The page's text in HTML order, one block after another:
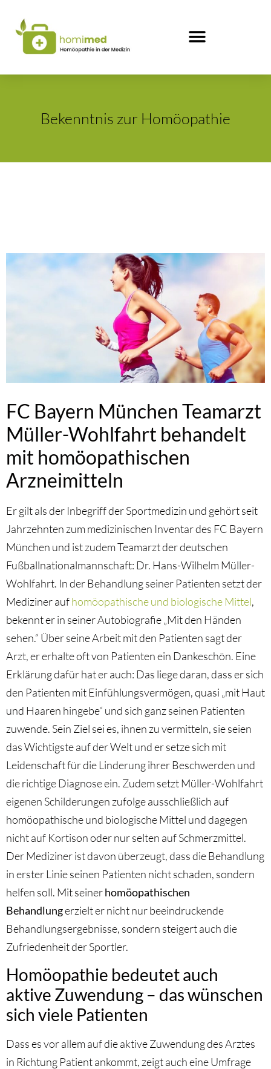
Bekenntnis zur Homöopathie
FC Bayern München Teamarzt
Müller-Wohlfahrt behandelt
mit homöopathischen
Arzneimitteln
Er gilt als der Inbegriff der Sportmedizin und gehört seit
Jahrzehnten zum medizinischen Inventar des FC Bayern
München und ist zudem Teamarzt der deutschen
Fußballnationalmannschaft: Dr. Hans-Wilhelm Müller-
Wohlfahrt. In der Behandlung seiner Patienten setzt der
Mediziner aufhomöopathische und biologische Mittel,
bekennt er in seiner Autobiografie „Mit den Händen
sehen.“ Über seine Arbeit mit den Patienten sagt der
Arzt, er erhalte oft von Patienten ein Dankeschön. Eine
Erklärung dafür hat er auch: Das liege daran, dass er sich
den Patienten mit Einfühlungsvermögen, quasi „mit Haut
und Haaren hingebe“ und sich ganz seinen Patienten
zuwende. Sein Ziel sei es, ihnen zu vermitteln, sie seien
das Wichtigste auf der Welt und er setze sich mit
Leidenschaft für die Linderung ihrer Beschwerden und
die richtige Diagnose ein. Zudem setzt Müller-Wohlfahrt
eigenen Schilderungen zufolge ausschließlich auf
homöopathische und biologische Mittel und dagegen
nicht auf Kortison oder nur selten auf Schmerzmittel.
Der Mediziner ist davon überzeugt, dass die Behandlung
in erster Linie seinen Patienten nicht schaden, sondern
helfen soll. Mit seinerhomöopathischen
Behandlungerzielt er nicht nur beeindruckende
Behandlungsergebnisse, sondern steigert auch die
Zufriedenheit der Sportler.
Homöopathie bedeutet auch
aktive Zuwendung – das wünschen
sich viele Patienten
Dass es vor allem auf die aktive Zuwendung des Arztes
in Richtung Patient ankommt, zeigt auch eine Umfrage